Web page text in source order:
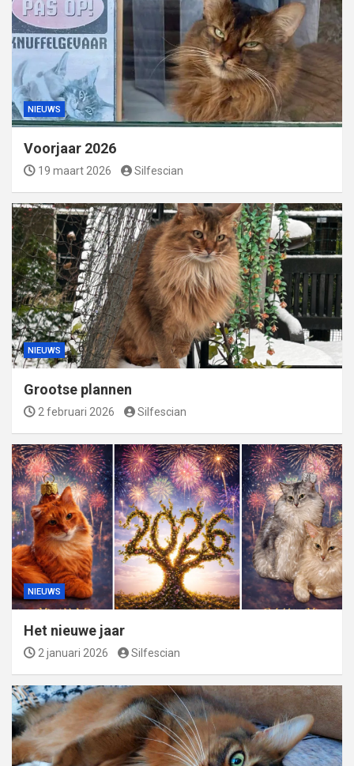
NIEUWS
Voorjaar 2026
19 maart 2026 Silfescian
NIEUWS
Grootse plannen
2 februari 2026 Silfescian
NIEUWS
Het nieuwe jaar
2 januari 2026 Silfescian